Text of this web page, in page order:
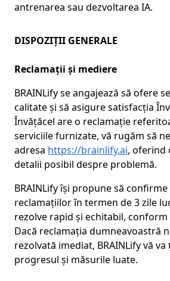
antrenarea sau dezvoltarea IA.
DISPOZIȚII GENERALE
Reclamații și mediere
BRAINLify se angajează să ofere
calitate și să asigure satisfacția
Învățăcel are o reclamație
serviciile furnizate, vă rugăm să
adresa https://brainlify.ai, oferind
detalii posibil despre problemă.
BRAINLify își propune să
reclamațiilor în termen de 3 zile
rezolve rapid și echitabil,
Dacă reclamația dumneavoastră
rezolvată imediat, BRAINLify vă
progresul și măsurile luate.